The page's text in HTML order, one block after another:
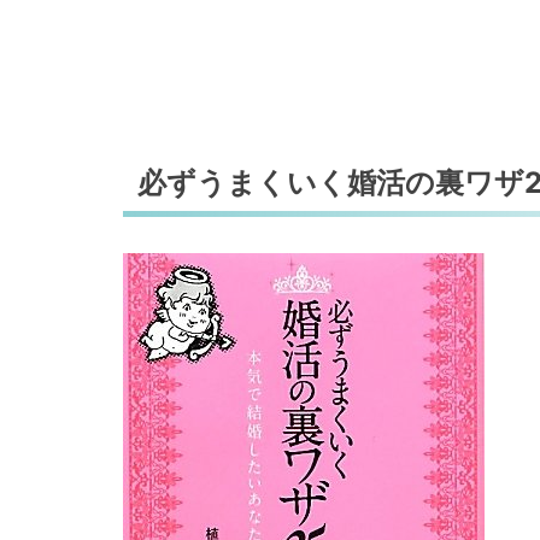
必ずうまくいく婚活の裏ワザ